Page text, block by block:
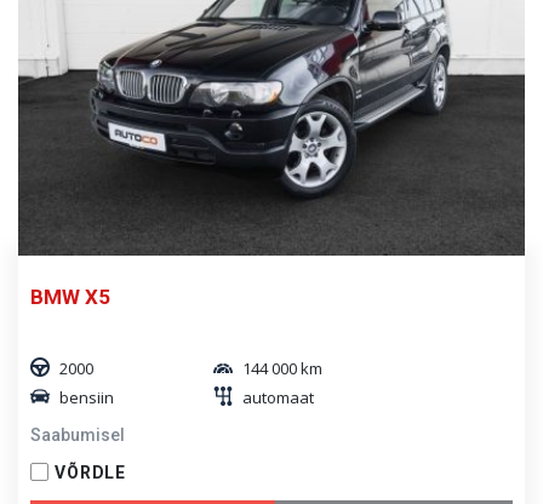
BMW X5
2000
144 000 km
bensiin
automaat
Saabumisel
VÕRDLE